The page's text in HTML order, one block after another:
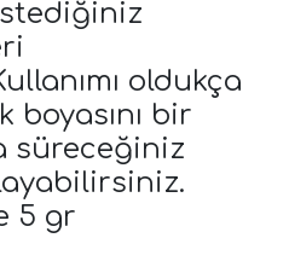
oldukça
boyasını bir
süreceğiniz
5 gr